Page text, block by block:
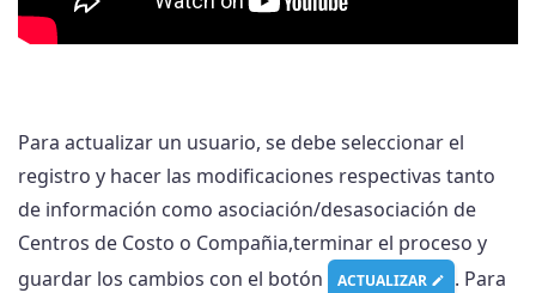
Para actualizar un usuario, se debe seleccionar el
registro y hacer las modificaciones respectivas tanto
de información como asociación/desasociación de
Centros de Costo o Compañia,terminar el proceso y
guardar los cambios con el botón
ACTUALIZAR
. Para